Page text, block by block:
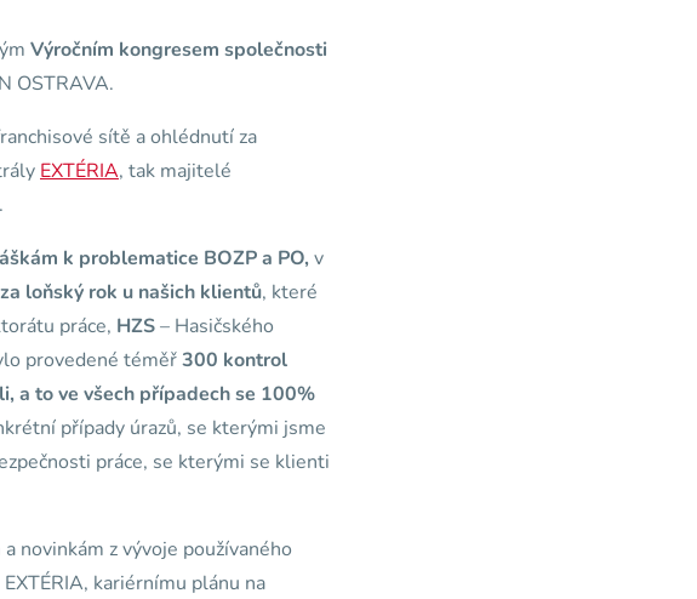
Výročním kongresem společnosti
OSTRAVA.
sítě a ohlédnutí za
EXTÉRIA, tak majitelé
k problematice BOZP a PO,v
loňský rok u našich klientů, které
práce, HZS– Hasičského
provedené téměř300 kontrol
a to ve všech případech se 100%
případy úrazů, se kterými jsme
práce, se kterými se klienti
novinkám z vývoje používaného
kariérnímu plánu na